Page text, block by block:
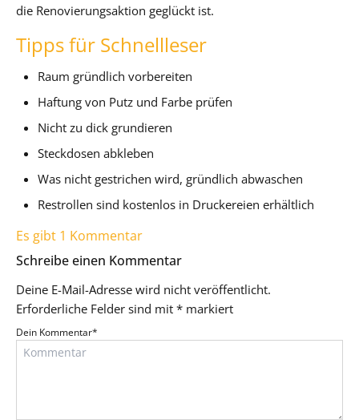
die Renovierungsaktion geglückt ist.
Tipps für Schnellleser
Raum gründlich vorbereiten
Haftung von Putz und Farbe prüfen
Nicht zu dick grundieren
Steckdosen abkleben
Was nicht gestrichen wird, gründlich abwaschen
Restrollen sind kostenlos in Druckereien erhältlich
Es gibt 1 Kommentar
Schreibe einen Kommentar
Deine E-Mail-Adresse wird nicht veröffentlicht.
Erforderliche Felder sind mit * markiert
Dein Kommentar*